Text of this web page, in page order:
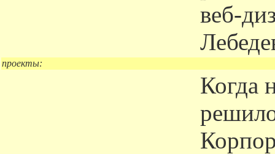
веб-
проекты:
Когда